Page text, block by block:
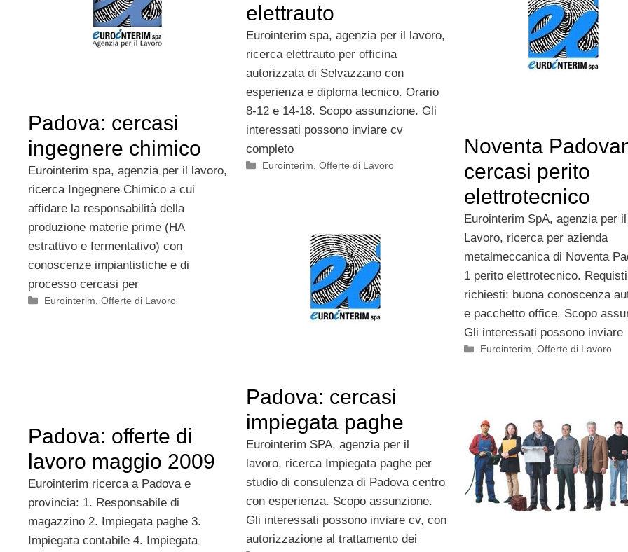
elettrauto
Eurointerim spa, agenzia per il lavoro,
ricerca elettrauto per officina
autorizzata di Selvazzano con
esperienza e diploma tecnico. Orario
8-12 e 14-18. Scopo assunzione. Gli
interessati possono inviare cv
completo
Categorie
Eurointerim ,Offerte di Lavoro
Padova: cercasi
ingegnere chimico
Eurointerim spa, agenzia per il lavoro,
ricerca Ingegnere Chimico a cui
affidare la responsabilità della
produzione materie prime (HA
estrattivo e fermentativo) con
conoscenze impiantistiche e di
processo cercasi per
Categorie
Eurointerim ,Offerte di Lavoro
Noventa
cercasi perito
elettrotecnico
Eurointerim SpA, agenzia per il
Lavoro, ricerca per azienda
metalmeccanica di Noventa
1 perito elettrotecnico. Requisti
richiesti: buona conoscenza
e pacchetto office. Scopo
Gli interessati possono inviare
Categorie
Eurointerim,Offerte di Lavoro
Padova: cercasi
impiegata paghe
Eurointerim SPA, agenzia per il
lavoro, ricerca Impiegata paghe per
studio di consulenza di Padova centro
con esperienza. Scopo assunzione.
Gli interessati possono inviare cv, con
autorizzazione al trattamento dei
Padova: offerte di
lavoro maggio 2009
Eurointerim ricerca a Padova e
provincia: 1. Responsabile di
magazzino 2. Impiegata paghe 3.
Impiegata contabile 4. Impiegata